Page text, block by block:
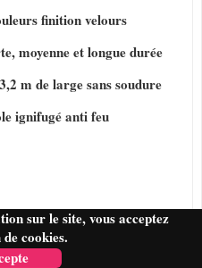
sur le site, vous acceptez
cookies.
finition velours
moyenne et longue durée
m de large sans soudure
ignifugé anti feu